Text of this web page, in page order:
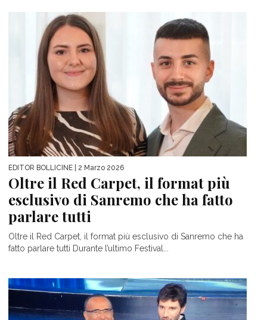
EDITOR BOLLICINE | 2 Marzo 2026
Oltre il Red Carpet, il format più
esclusivo di Sanremo che ha fatto
parlare tutti
Oltre il Red Carpet, il format più esclusivo di Sanremo che ha
fatto parlare tutti Durante l’ultimo Festival...